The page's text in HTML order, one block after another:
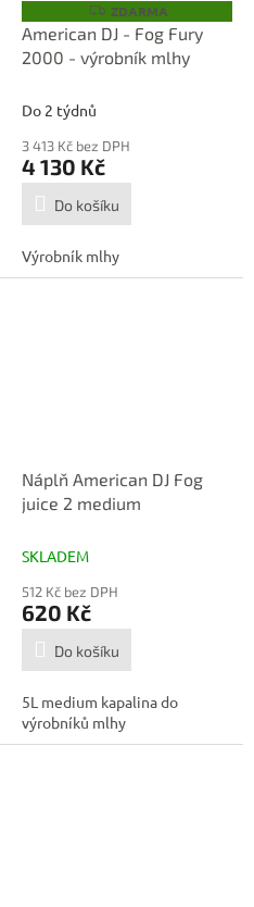
Z
D
A
R
ZDARMA
American DJ - Fog Fury
2000 - výrobník mlhy
Do 2 týdnů
3 413 Kč bez DPH
4 130 Kč
Do košíku
Výrobník mlhy
Náplň American DJ Fog
juice 2 medium
SKLADEM
512 Kč bez DPH
620 Kč
Do košíku
5L medium kapalina do
výrobníků mlhy